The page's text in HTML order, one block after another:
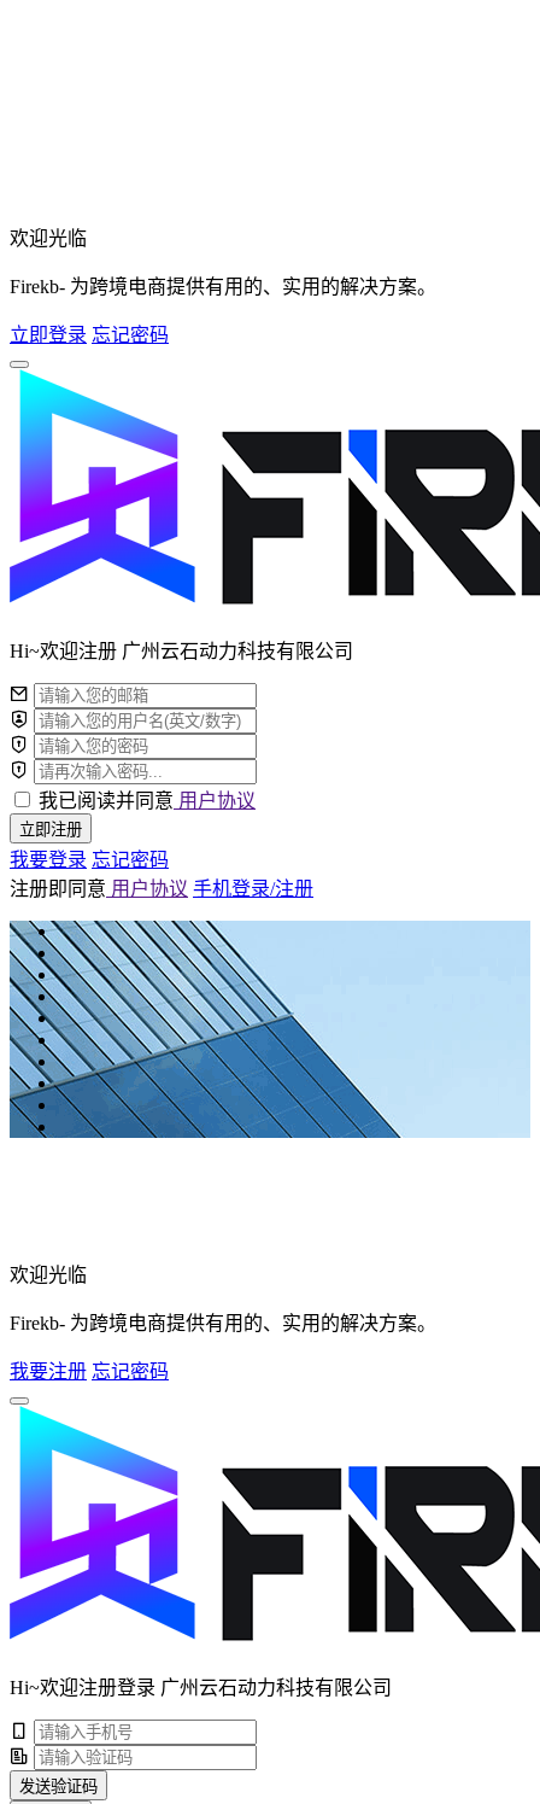
欢迎光临
Firekb- 为跨境电商提供有用的、实用的解决方案。
立即登录 忘记密码
Hi~欢迎注册 广州云石动力科技有限公司
我已阅读并同意 用户协议
立即注册
我要登录 忘记密码
注册即同意 用户协议 手机登录/注册
欢迎光临
Firekb- 为跨境电商提供有用的、实用的解决方案。
我要注册 忘记密码
Hi~欢迎注册登录 广州云石动力科技有限公司
发送验证码